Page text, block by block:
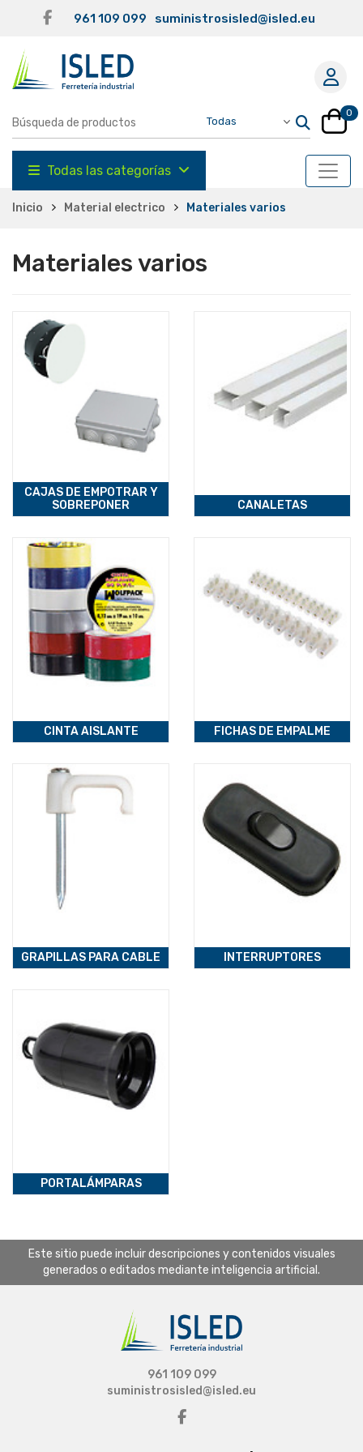
961 109 099 suministrosisled@isled.eu
0
Todas las categorías
Inicio Material electrico Materiales varios
Materiales varios
CAJAS DE EMPOTRAR Y
SOBREPONER
CANALETAS
CINTA AISLANTE FICHAS DE EMPALME
GRAPILLAS PARA CABLE INTERRUPTORES
PORTALÁMPARAS
Este sitio puede incluir descripciones y contenidos visuales
generados o editados mediante inteligencia artificial.
961 109 099
suministrosisled@isled.eu